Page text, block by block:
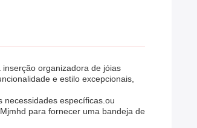
organizadora de jóias
e estilo excepcionais,
necessidades específicas.ou
para fornecer uma bandeja de